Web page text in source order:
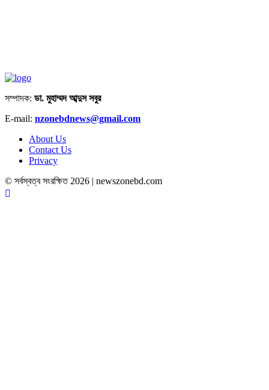
সম্পাদক: ডা. মুহাম্মদ আব্দুস সবুর
E-mail: nzonebdnews@gmail.com
About Us
Contact Us
Privacy
© সর্বস্বত্ব সংরক্ষিত 2026 | newszonebd.com